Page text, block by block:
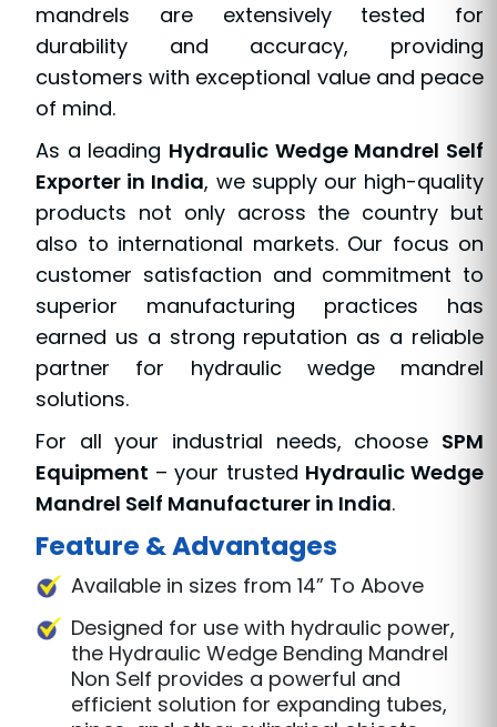
mandrels are extensively tested for
durability and accuracy, providing
customers with exceptional value and peace
of mind.
As a leading Hydraulic Wedge Mandrel Self
Exporter in India, we supply our high-quality
products not only across the country but
also to international markets. Our focus on
customer satisfaction and commitment to
superior manufacturing practices has
earned us a strong reputation as a reliable
partner for hydraulic wedge mandrel
solutions.
For all your industrial needs, choose SPM
Equipment – your trusted Hydraulic Wedge
Mandrel Self Manufacturer in India.
Feature & Advantages
Available in sizes from 14” To Above
Designed for use with hydraulic power,
the Hydraulic Wedge Bending Mandrel
Non Self provides a powerful and
efficient solution for expanding tubes,